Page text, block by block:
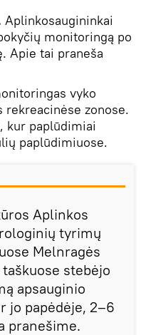
Aplinkosaugininkai
monitoringą po
Apie tai praneša
vyko
rekreacinėse zonose.
kur paplūdimiai
paplūdimiuose.
Aplinkos
tyrimų
Melnragės
stebėjo
apsauginio
jo papėdėje, 2–6
pranešime.